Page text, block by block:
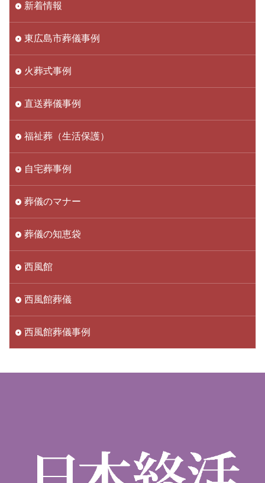
新着情報
東広島市葬儀事例
火葬式事例
直送葬儀事例
福祉葬（生活保護）
自宅葬事例
葬儀のマナー
葬儀の知恵袋
西風館
西風館葬儀
西風館葬儀事例